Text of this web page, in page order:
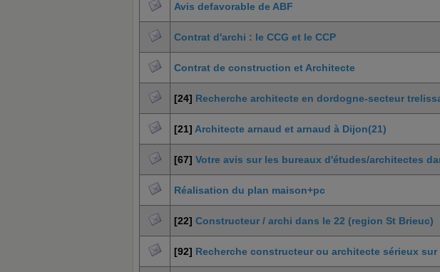
Avis defavorable de ABF
Contrat d'archi : le CCG et le CCP
Contrat de construction et Architecte
[24] Recherche architecte en dordogne-secteur
[21] Architecte arnaud et arnaud à Dijon(21)
[67] Votre avis sur les bureaux d'études/architectes
Réalisation du plan maison+pc
[22] Constructeur / archi dans le 22 (region St Brieuc)
[92] Recherche constructeur ou architecte sérieux sur